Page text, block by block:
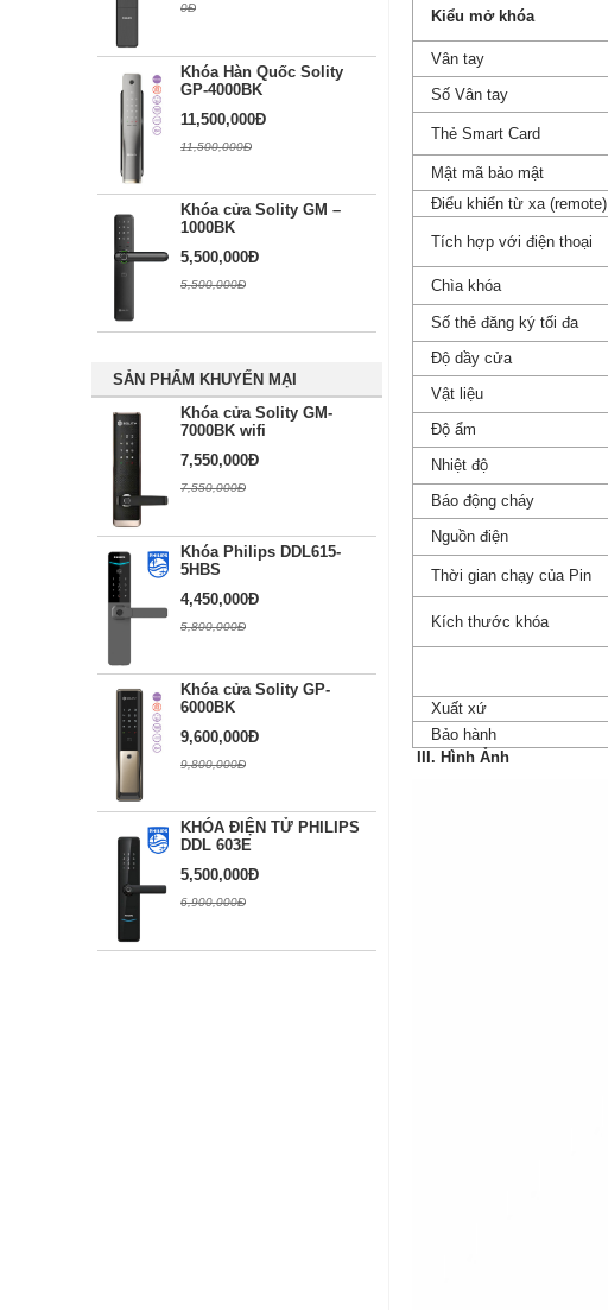
0Đ
Khóa Hàn Quốc Solity
GP-4000BK
11,500,000Đ
11,500,000Đ
Khóa cửa Solity GM –
1000BK
5,500,000Đ
5,500,000Đ
SẢN PHẨM KHUYẾN MẠI
Khóa cửa Solity GM-
7000BK wifi
7,550,000Đ
7,550,000Đ
Khóa Philips DDL615-
5HBS
4,450,000Đ
5,800,000Đ
Khóa cửa Solity GP-
6000BK
9,600,000Đ
9,800,000Đ
KHÓA ĐIỆN TỬ PHILIPS
DDL 603E
5,500,000Đ
6,900,000Đ
Kiểu mở khóa
Vân tay
Số Vân tay
Thẻ Smart Card
Mật mã bảo mật
Điểu khiển từ xa (remote)
Tích hợp với điện thoại
Chìa khóa
Số thẻ đăng ký tối đa
Độ dầy cửa
Vật liệu
Độ ẩm
Nhiệt độ
Báo động cháy
Nguồn điện
Thời gian chạy của Pin
Kích thước khóa
Xuất xứ
Bảo hành
III. Hình Ảnh